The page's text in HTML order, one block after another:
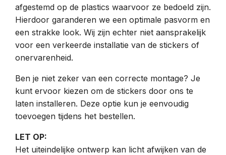
afgestemd op de plastics waarvoor ze bedoeld zijn.
Hierdoor garanderen we een optimale pasvorm en
een strakke look. Wij zijn echter niet aansprakelijk
voor een verkeerde installatie van de stickers of
onervarenheid.
Ben je niet zeker van een correcte montage? Je
kunt ervoor kiezen om de stickers door ons te
laten installeren. Deze optie kun je eenvoudig
toevoegen tijdens het bestellen.
LET OP:
Het uiteindelijke ontwerp kan licht afwijken van de